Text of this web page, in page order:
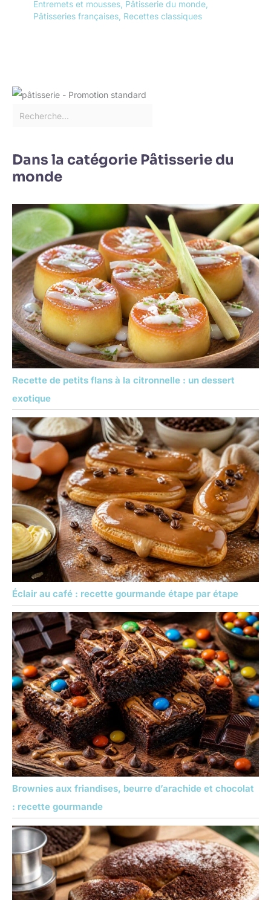
Entremets et mousses Pâtisserie du monde
Pâtisseries françaises Recettes classiques
Dans la catégorie Pâtisserie du
monde
Recette de petits flans à la citronnelle : un dessert
exotique
Éclair au café : recette gourmande étape par étape
Brownies aux friandises, beurre d’arachide et chocolat
: recette gourmande